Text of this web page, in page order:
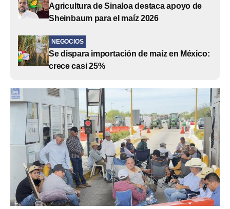
Agricultura de Sinaloa destaca apoyo de
Sheinbaum para el maíz 2026
NEGOCIOS
Se dispara importación de maíz en México:
crece casi 25%